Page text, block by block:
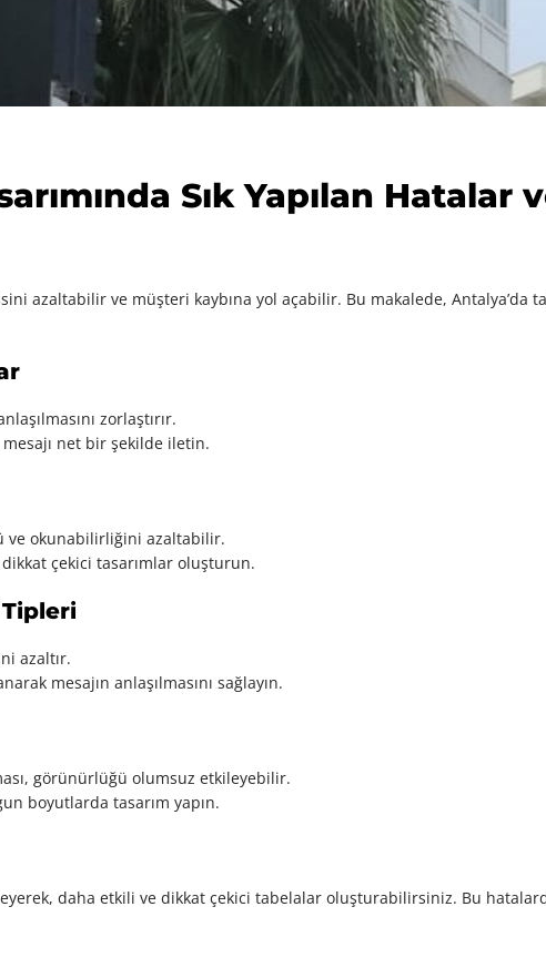
Sık Yapılan Hatalar
azaltabilir ve müşteri kaybına yol açabilir. Bu makalede, Antalya’da
zorlaştırır.
net bir şekilde iletin.
ve okunabilirliğini azaltabilir.
çekici tasarımlar oluşturun.
Tipleri
azaltır.
mesajın anlaşılmasını sağlayın.
görünürlüğü olumsuz etkileyebilir.
boyutlarda tasarım yapın.
daha etkili ve dikkat çekici tabelalar oluşturabilirsiniz. Bu